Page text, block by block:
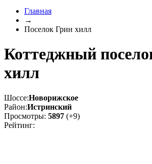
Главная
→
Поселок Грин хилл
Коттеджный
хилл
Шоссе:Новорижское
Район:Истринский
Просмотры: 5897 (+9)
Рейтинг: